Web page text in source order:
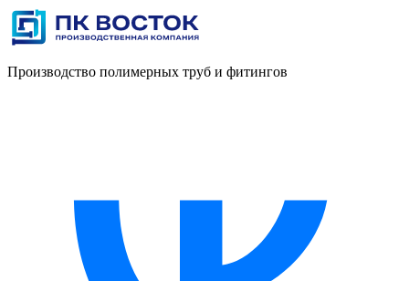
Производство полимерных труб и фитингов